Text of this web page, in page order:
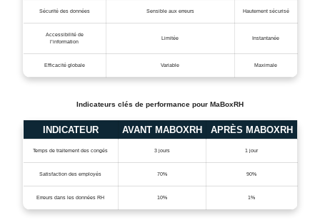
Sécurité des données Sensible aux erreurs Hautement sécurisé
Accessibilité de
l’information
Limitée Instantanée
Efficacité globale Variable Maximale
Indicateurs clés de performance pour MaBoxRH
INDICATEUR AVANT MABOXRH APRÈS MABOXRH
Temps de traitement des congés 3 jours 1 jour
Satisfaction des employés 70% 90%
Erreurs dans les données RH 10% 1%